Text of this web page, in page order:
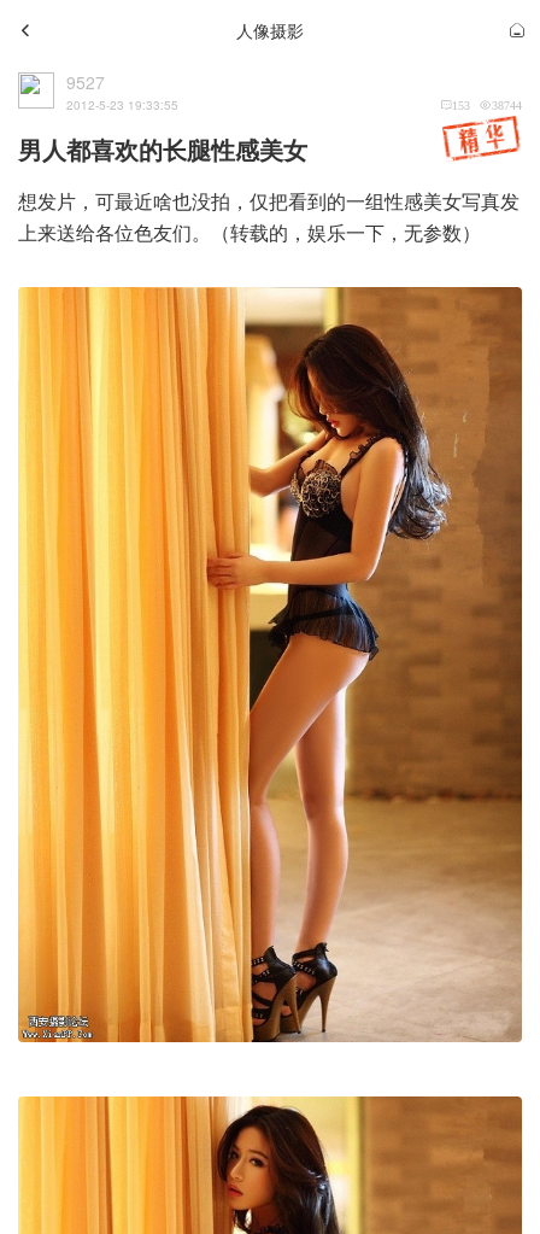
人像摄影
9527
2012-5-23 19:33:55 153 38744
男人都喜欢的长腿性感美女
想发片，可最近啥也没拍，仅把看到的一组性感美女写真发
上来送给各位色友们。（转载的，娱乐一下，无参数）